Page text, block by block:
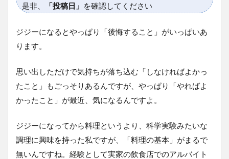
是非、
「投稿日」 を確認してください
ジジーになるとやっぱり「後悔すること」がいっぱいあ
ります。
思い出しただけで気持ちが落ち込む「しなければよかっ
たこと」もごっそりあるんですが、やっぱり「やればよ
かったこと」が最近、気になるんですよ。
ジジーになってから料理というより、科学実験みたいな
調理に興味を持った私ですが、「料理の基本」がまるで
無いんですね。経験として実家の飲食店でのアルバイト